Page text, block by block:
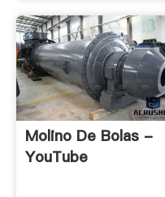
Molino De Bolas -
YouTube